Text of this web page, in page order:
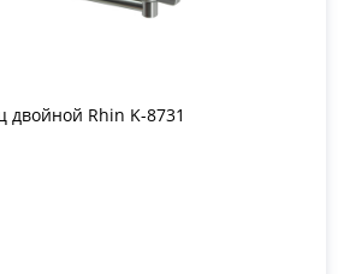
двойной Rhin K-8731